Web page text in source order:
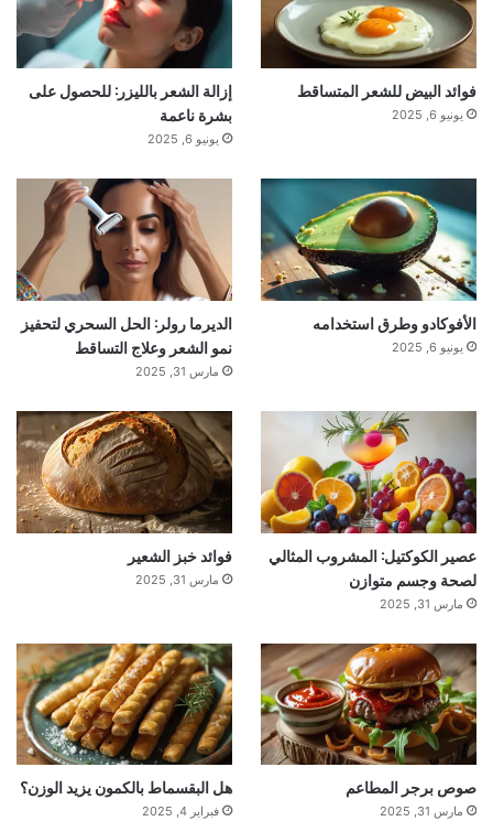
فوائد البيض للشعر المتساقط
يونيو 6, 2025
إزالة الشعر بالليزر: للحصول على
بشرة ناعمة
يونيو 6, 2025
الأفوكادو وطرق استخدامه
يونيو 6, 2025
الديرما رولر: الحل السحري لتحفيز
نمو الشعر وعلاج التساقط
مارس 31, 2025
عصير الكوكتيل: المشروب المثالي
لصحة وجسم متوازن
مارس 31, 2025
فوائد خبز الشعير
مارس 31, 2025
صوص برجر المطاعم
مارس 31, 2025
هل البقسماط بالكمون يزيد الوزن؟
فبراير 4, 2025